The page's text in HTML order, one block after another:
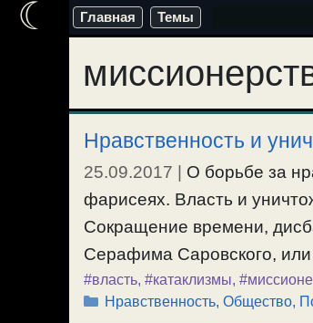
Перейти
содержимому
Главная Темы
Нравственность и
25.09.2017 | О борьбе за
фарисеях. Власть и
Сокращение времени,
Серафима Саровского, или
#власть, #катаклизмы,
Рубрики
Нравственность, Общество,
☾